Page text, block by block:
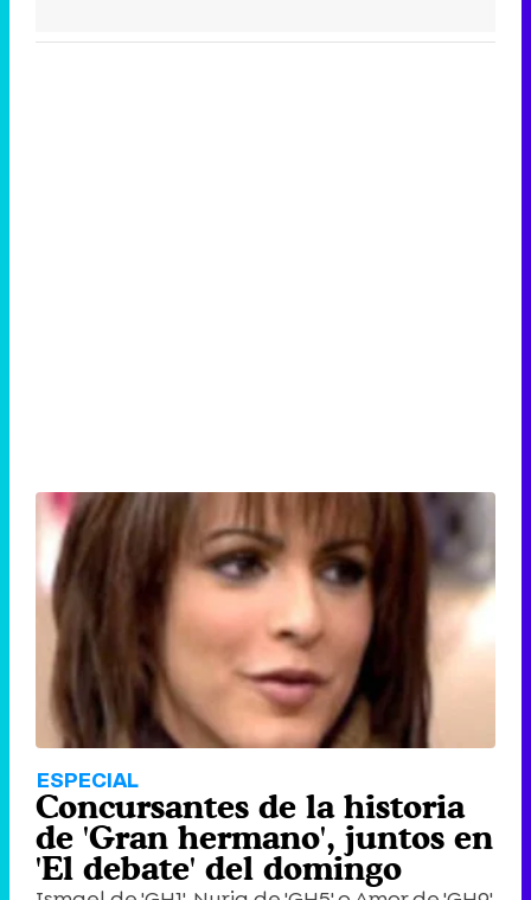
ESPECIAL
Concursantes de la historia
de 'Gran hermano', juntos en
'El debate' del domingo